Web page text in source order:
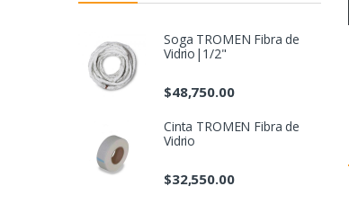
Soga TROMEN Fibra de
Vidrio|1/2"
$48,750.00
Cinta TROMEN Fibra de
Vidrio
$32,550.00